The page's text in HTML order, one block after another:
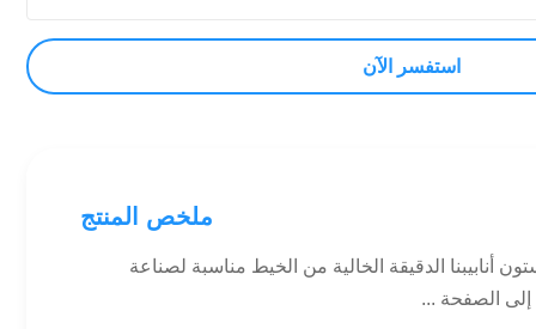
استفسر الآن
ملخص المنتج
أنابيبنا الدقيقة الخالية من الخيط مناسبة لصناعة
إلى الصفحة ...